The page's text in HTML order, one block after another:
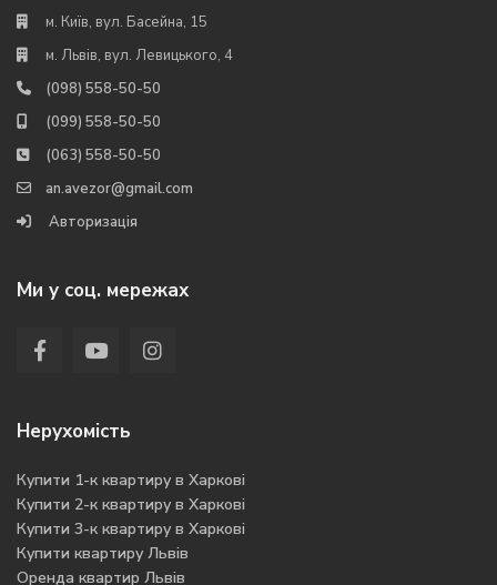
м. Київ, вул. Басейна, 15
м. Львів, вул. Левицького, 4
(098) 558-50-50
(099) 558-50-50
(063) 558-50-50
an.avezor@gmail.com
Авторизація
Ми у соц. мережах
Нерухомість
Купити 1-к квартиру в Харкові
Купити 2-к квартиру в Харкові
Купити 3-к квартиру в Харкові
Купити квартиру Львів
Оренда квартир Львів